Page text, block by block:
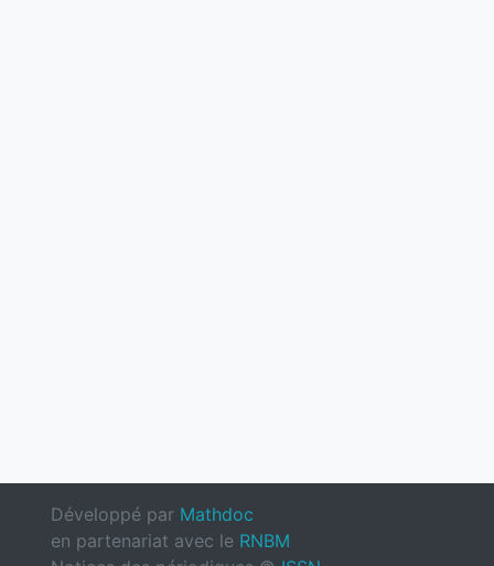
Développé par Mathdoc
en partenariat avec le RNBM